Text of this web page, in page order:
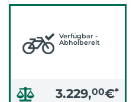
(SPACE BLACK)
Verfügbar -
Abholbereit
3.229,00€*